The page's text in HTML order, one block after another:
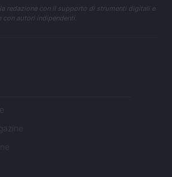
redazione con il supporto di strumenti digitali e
con autori indipendenti.